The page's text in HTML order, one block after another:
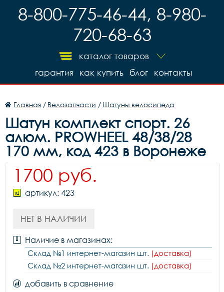
8-800-775-46-44, 8-980-
720-68-63
каталог товаров
контакты
блог
как купить
гарантия
Главная / Велозапчасти / Шатуны велосипеда
Шатун комплект спорт. 26
алюм. PROWHEEL 48/38/28
170 мм, код 423 в Воронеже
1700 руб.
артикул: 423
НЕТ В НАЛИЧИИ
Наличие в магазинах:
Склад №1 интернет-магазин шт. (доставка)
Склад №2 интернет-магазин шт. (доставка)
добавить в сравнение